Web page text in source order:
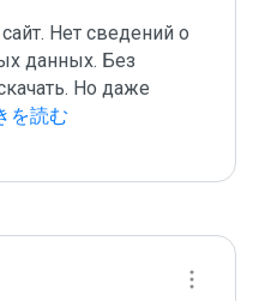
Нет сведений о
данных. Без
Но даже
を読む